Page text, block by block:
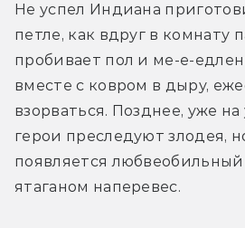
Не успел Индиана
петле, как вдруг в комнату
пробивает пол и ме-е-
вместе с ковром в дыру,
взорваться. Позднее, уже
герои преследуют злодея,
появляется любвеобильный
ятаганом наперевес.